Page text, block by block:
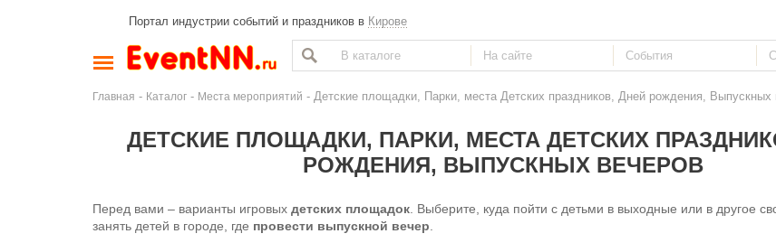
Портал индустрии событий и праздников в Кирове
Главная - Каталог - Места мероприятий - Детские площадки, Парки, места Детских праздников, Дней рождения, Выпускных
ДЕТСКИЕ ПЛОЩАДКИ, ПАРКИ, МЕСТА ДЕТСКИХ
РОЖДЕНИЯ, ВЫПУСКНЫХ ВЕЧЕРОВ
Перед вами – варианты игровых детских площадок . Выберите, куда пойти с детьми в выходные или в другое
занять детей в городе, где провести выпускной вечер